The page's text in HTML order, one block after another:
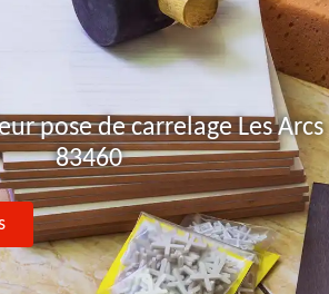
pose de carrelage Les Arcs
83460